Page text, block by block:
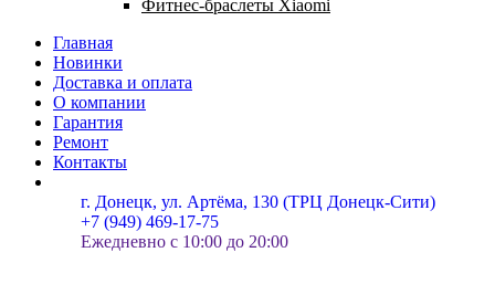
Фитнес-браслеты Xiaomi
Главная
Новинки
Доставка и оплата
О компании
Гарантия
Ремонт
Контакты
г. Донецк, ул. Артёма, 130 (ТРЦ Донецк-Сити)
+7 (949) 469-17-75
Ежедневно с 10:00 до 20:00